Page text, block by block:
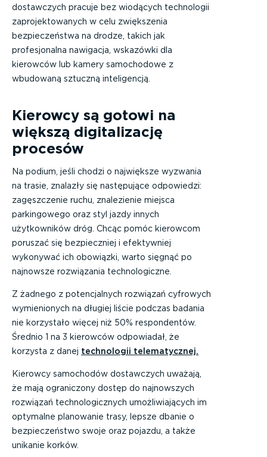
dostawczych pracuje bez wiodących technologii
zaprojektowanych w celu zwiększenia
bezpieczeństwa na drodze, takich jak
profesjonalna nawigacja, wskazówki dla
kierowców lub kamery samochodowe z
wbudowaną sztuczną inteligencją.
Kierowcy są gotowi na
większą digitalizację
procesów
Na podium, jeśli chodzi o największe wyzwania
na trasie, znalazły się następujące odpowiedzi:
zagęszczenie ruchu, znalezienie miejsca
parkingowego oraz styl jazdy innych
użytkowników dróg. Chcąc pomóc kierowcom
poruszać się bezpieczniej i efektywniej
wykonywać ich obowiązki, warto sięgnąć po
najnowsze rozwiązania technologiczne.
Z żadnego z potencjalnych rozwiązań cyfrowych
wymienionych na długiej liście podczas badania
nie korzystało więcej niż 50% respondentów.
Średnio 1 na 3 kierowców odpowiadał, że
korzysta z danej technologii telematycznej.
Kierowcy samochodów dostawczych uważają,
że mają ograniczony dostęp do najnowszych
rozwiązań technologicznych umożliwiających im
optymalne planowanie trasy, lepsze dbanie o
bezpieczeństwo swoje oraz pojazdu, a także
unikanie korków.